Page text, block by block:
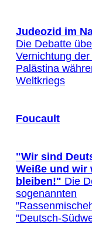
Judeozid im
Die Debatte
Vernichtung
Palästina
Weltkriegs
Foucault
"Wir sind
Weiße und wir
bleiben!" Die
sogenannten
"Deutsch-